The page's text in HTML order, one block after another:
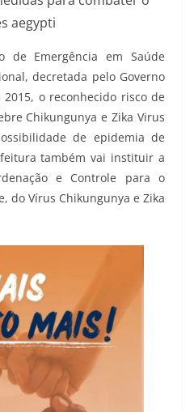
aegypti
de Emergência em Saúde
decretada pelo Governo
o reconhecido risco de
Chikungunya e Zika Virus
de epidemia de
também vai instituir a
e Controle para o
do Vírus Chikungunya e Zika